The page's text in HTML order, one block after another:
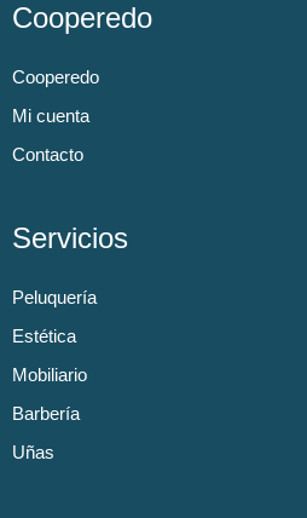
Cooperedo
Cooperedo
Mi cuenta
Contacto
Servicios
Peluquería
Estética
Mobiliario
Barbería
Uñas